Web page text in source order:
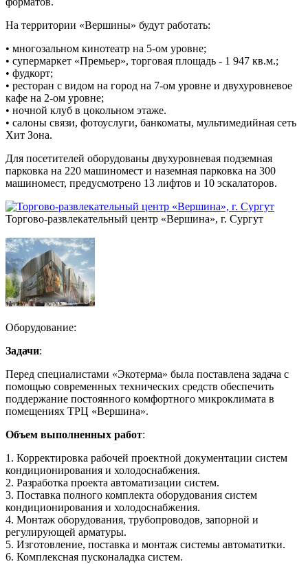
На территории «Вершины» будут работать:
• многозальном кинотеатр на 5-ом уровне;
• супермаркет «Премьер», торговая площадь - 1 947 кв.м.;
• фудкорт;
• ресторан с видом на город на 7-ом уровне и двухуровневое
кафе на 2-ом уровне;
• ночной клуб в цокольном этаже.
• салоны связи, фотоуслуги, банкоматы, мультимедийная сеть
Хит Зона.
Для посетителей оборудованы двухуровневая подземная
парковка на 220 машиномест и наземная парковка на 300
машиномест, предусмотрено 13 лифтов и 10 эскалаторов.
Торгово-развлекательный центр «Вершина», г. Сургут
Оборудование:
Задачи:
Перед специалистами «Экотерма» была поставлена задача с
помощью современных технических средств обеспечить
поддержание постоянного комфортного микроклимата в
помещениях ТРЦ «Вершина».
Объем выполненных работ:
1. Корректировка рабочей проектной документации систем
кондиционирования и холодоснабжения.
2. Разработка проекта автоматизации систем.
3. Поставка полного комплекта оборудования систем
кондиционирования и холодоснабжения.
4. Монтаж оборудования, трубопроводов, запорной и
регулирующей арматуры.
5. Изготовление, поставка и монтаж системы автоматитки.
6. Комплексная пусконаладка систем.